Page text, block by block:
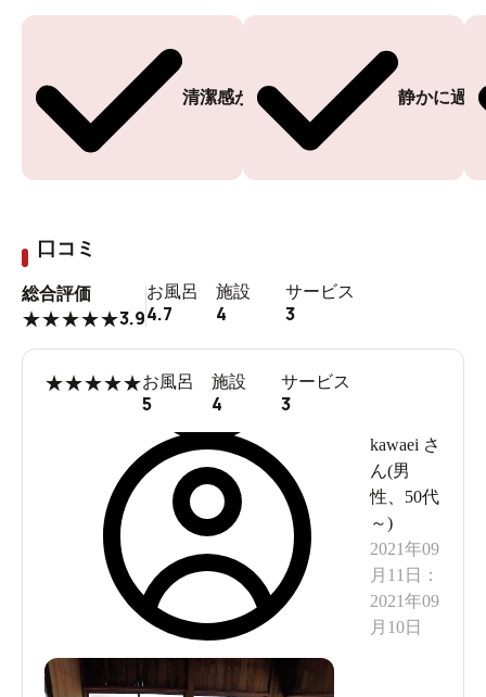
清潔感がある 静かに過
口コミ
総合評価
★★★★★3.9
お風呂
4.7
施設
4
サービス
3
★★★★★お風呂
5
施設
4
サービス
3
kawaei さ
ん(男
性
50代
～)
2021年09
月11日
：
2021年09
月10日